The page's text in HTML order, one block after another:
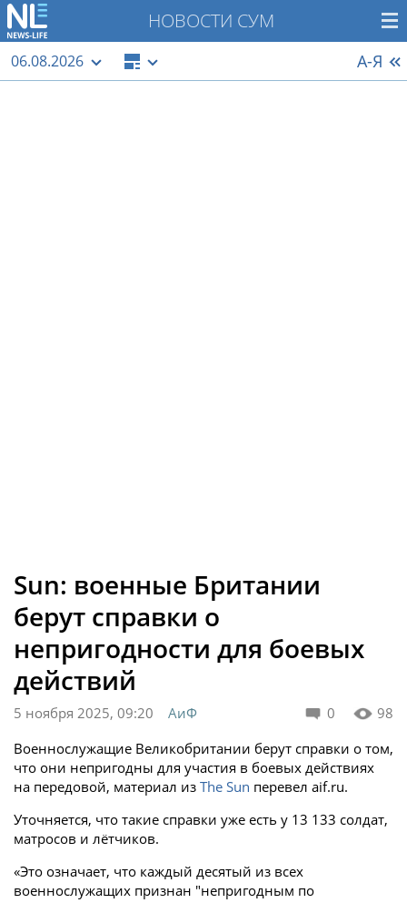
НОВОСТИ СУМ
06.08.2026 А-Я
Sun: военные Британии
берут справки о
непригодности для боевых
действий
0 98
5 ноября 2025, 09:20
АиФ
Военнослужащие Великобритании берут справки о том,
что они непригодны для участия в боевых действиях
на передовой, материал из The Sun перевел aif.ru.
Уточняется, что такие справки уже есть у 13 133 солдат,
матросов и лётчиков.
«Это означает, что каждый десятый из всех
военнослужащих признан "непригодным по